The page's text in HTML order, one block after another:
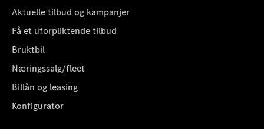
Aktuelle tilbud og kampanjer
Få et uforpliktende tilbud
Bruktbil
Næringssalg/fleet
Billån og leasing
Konfigurator